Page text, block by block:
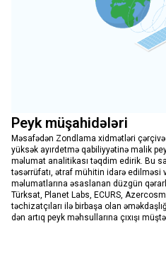
Peyk müşahidələri
Məsafədən Zondlama xidmətləri
yüksək ayırdetmə qabiliyyətinə malik
məlumat analitikası təqdim edirik. Bu
təsərrüfatı, ətraf mühitin idarə edilməsi
məlumatlarına əsaslanan düzgün
Türksat, Planet Labs, ECURS,
təchizatçıları ilə birbaşa olan
dən artıq peyk məhsullarına çıxışı